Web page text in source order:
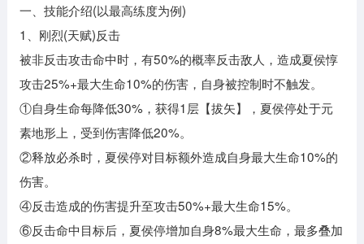
一、技能介绍(以最高练度为例)
1、刚烈(天赋)反击
被非反击攻击命中时，有50%的概率反击敌人，造成夏侯惇
攻击25%+最大生命10%的伤害，自身被控制时不触发。
①自身生命每降低30%，获得1层【拔矢】，夏侯停处于元
素地形上，受到伤害降低20%。
②释放必杀时，夏侯停对目标额外造成自身最大生命10%的
伤害。
④反击造成的伤害提升至攻击50%+最大生命15%。
⑥反击命中目标后，夏侯停增加自身8%最大生命，最多叠加